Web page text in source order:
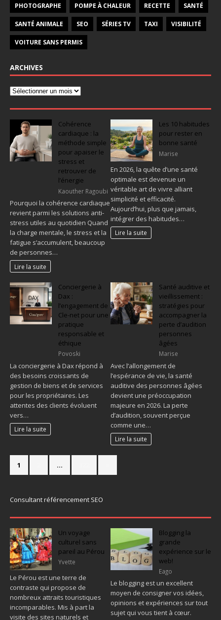
PHOTOGRAPHE POMPE À CHALEUR RECETTE SANTÉ
SANTÉ ANIMALE SEO SÉRIES TV TAXI VISIBILITÉ
VOITURE SANS PERMIS
ARCHIVES
Cohérence
cardiaque : la
méthode simple
pour apaiser le
stress et
retrouver de
l’énergie
Kaouther Ragoubi
Pourquoi la cohérence cardiaque
revient parmi les solutions anti-
stress utiles au quotidien Quand
la charge mentale, le stress et la
fatigue s’accumulent, beaucoup
de personnes…
Lire la suite
Les 10 habitudes
pour rester en
bonne santé
Marise
En 2026, la quête d’une santé
optimale est devenue un
véritable art de vivre alliant
simplicité et efficacité.
Aujourd’hui, plus que jamais,
intégrer des habitudes…
Lire la suite
Conciergerie à
Dax :
l’engagement de
Cle-net pour une
pratique
responsable et
éthique
Povoski
La conciergerie à Dax répond à
des besoins croissants de
gestion de biens et de services
pour les propriétaires. Les
attentes des clients évoluent
vers…
Lire la suite
Santé auditive et
vieillissement :
stratégies pour
accompagner la
perte d’audition
personnes
âgées
Marise
Avec l’allongement de
l’espérance de vie, la santé
auditive des personnes âgées
devient une préoccupation
majeure en 2026. La perte
d’audition, souvent perçue
comme une…
Lire la suite
1 …
Consultant référencement SEO
Un voyage
culturel sans
pareil au Pérou
Yvette
Le Pérou est une terre de
contraste qui propose de
nombreux attraits touristiques
incomparables. Mis à part la
visite des sites naturels et
Blogging la
grande
expérience sur le
web!
Eago
Le blogging est un excellent
moyen de consigner vos idées,
opinions et expériences sur tout
sujet qui vous tient à cœur.